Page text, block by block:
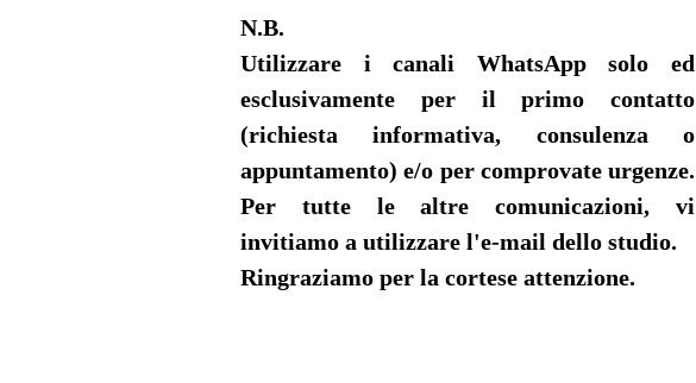
N.B.
Utilizzare i canali WhatsApp solo ed
esclusivamente per il primo contatto
(richiesta informativa, consulenza o
appuntamento) e/o per comprovate urgenze.
Per tutte le altre comunicazioni, vi
invitiamo a utilizzare l'e-mail dello studio.
Ringraziamo per la cortese attenzione.